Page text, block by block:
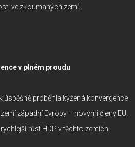
ve zkoumaných zemí.
v plném proudu
úspěšně proběhla kýžená konvergence
západní Evropy – novými členy EU.
růst HDP v těchto zemích.